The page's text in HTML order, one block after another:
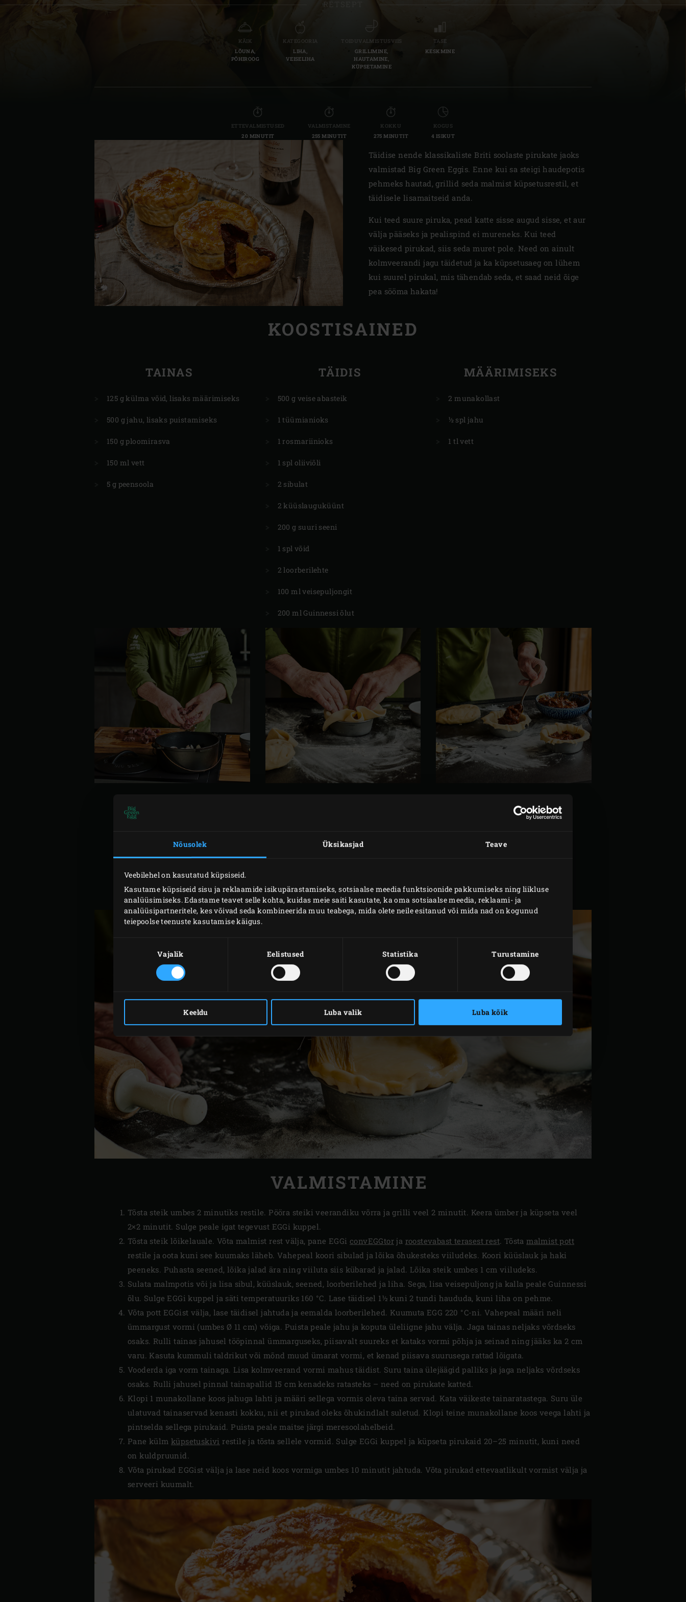
Nõusolek Üksikasjad Teave
Veebilehel on kasutatud küpsiseid.
Kasutame küpsiseid sisu ja reklaamide isikupärastamiseks, sotsiaalse meedia funktsioonide pakkumiseks ning liikluse
analüüsimiseks. Edastame teavet selle kohta, kuidas meie saiti kasutate, ka oma sotsiaalse meedia, reklaami- ja
analüüsipartneritele, kes võivad seda kombineerida muu teabega, mida olete neile esitanud või mida nad on kogunud
teiepoolse teenuste kasutamise käigus.
Vajalik Eelistused Statistika Turustamine
Keeldu Luba valik Luba kõik
Spain | España
Sweden | Sverige
Turkey | Türkiye
RETSEPT
KÄIK
LÕUNA,
PÕHIROOG
KATEGOORIA
LIHA,
VEISELIHA
TOIDUVALMISTUSVIIS
GRILLIMINE,
HAUTAMINE,
KÜPSETAMINE
TASE
KESKMINE
ETTEVALMISTUSED
20 MINUTIT
VALMISTAMINE
255 MINUTIT
KOKKU
275 MINUTIT
KOGUS
4 ISIKUT
Täidise nende klassikaliste Briti soolaste pirukate jaoks
valmistad Big Green Eggis. Enne kui sa steigi haudepotis
pehmeks hautad, grillid seda malmist küpsetusrestil, et
täidisele lisamaitseid anda.
Kui teed suure piruka, pead katte sisse augud sisse, et aur
välja pääseks ja pealispind ei mureneks. Kui teed
väikesed pirukad, siis seda muret pole. Need on ainult
kolmveerandi jagu täidetud ja ka küpsetusaeg on lühem
kui suurel pirukal, mis tähendab seda, et saad neid õige
pea sööma hakata!
KOOSTISAINED
TAINAS
125 g külma võid, lisaks määrimiseks
500 g jahu, lisaks puistamiseks
150 g ploomirasva
150 ml vett
5 g peensoola
TÄIDIS
500 g veise abasteik
1 tüümianioks
1 rosmariinioks
1 spl oliiviõli
2 sibulat
2 küüslauguküünt
200 g suuri seeni
1 spl võid
2 loorberilehte
100 ml veisepuljongit
200 ml Guinnessi õlut
MÄÄRIMISEKS
2 munakollast
½ spl jahu
1 tl vett
Valmista tainas. Tükelda või ja sega kõik komponendid pehmeks elastseks tainaks. Mässi tainas toidukilesse ja jäta
Tõsta veisesteik lõikelauale. Nopi tüümianilt lehed ja rosmariinilt okkad ning haki peeneks. Sega ürdid oliiviõliga ja
määri lihale.
VALMISTAMINE
Tõsta steik umbes 2 minutiks restile. Pööra steiki veerandiku võrra ja grilli veel 2 minutit. Keera ümber ja küpseta veel
2×2 minutit. Sulge peale igat tegevust EGGi kuppel.
Tõsta steik lõikelauale. Võta malmist rest välja, pane EGGi convEGGtor ja roostevabast terasest rest. Tõstamalmist pott
restile ja oota kuni see kuumaks läheb. Vahepeal koori sibulad ja lõika õhukesteks viiludeks. Koori küüslauk ja haki
peeneks. Puhasta seened, lõika jalad ära ning viiluta siis kübarad ja jalad. Lõika steik umbes 1 cm viiludeks.
Sulata malmpotis või ja lisa sibul, küüslauk, seened, loorberilehed ja liha. Sega, lisa veisepuljong ja kalla peale Guinnessi
õlu. Sulge EGGi kuppel ja säti temperatuuriks 160 °C. Lase täidisel 1½ kuni 2 tundi haududa, kuni liha on pehme.
Võta pott EGGist välja, lase täidisel jahtuda ja eemalda loorberilehed. Kuumuta EGG 220 °C-ni. Vahepeal määri neli
ümmargust vormi (umbes Ø 11 cm) võiga. Puista peale jahu ja koputa üleliigne jahu välja. Jaga tainas neljaks võrdseks
osaks. Rulli tainas jahusel tööpinnal ümmarguseks, piisavalt suureks et kataks vormi põhja ja seinad ning jääks ka 2 cm
varu. Kasuta kummuli taldrikut või mõnd muud ümarat vormi, et kenad piisava suurusega rattad lõigata.
Vooderda iga vorm tainaga. Lisa kolmveerand vormi mahus täidist. Suru taina ülejäägid palliks ja jaga neljaks võrdseks
osaks. Rulli jahusel pinnal tainapallid 15 cm kenadeks ratasteks – need on pirukate katted.
Klopi 1 munakollane koos jahuga lahti ja määri sellega vormis oleva taina servad. Kata väikeste tainaratastega. Suru üle
ulatuvad tainaservad kenasti kokku, nii et pirukad oleks õhukindlalt suletud. Klopi teine munakollane koos veega lahti ja
pintselda sellega pirukaid. Puista peale maitse järgi meresoolahelbeid.
Pane külmküpsetuskivi restile ja tõsta sellele vormid. Sulge EGGi kuppel ja küpseta pirukaid 20–25 minutit, kuni need
on kuldpruunid.
Võta pirukad EGGist välja ja lase neid koos vormiga umbes 10 minutit jahtuda. Võta pirukad ettevaatlikult vormist välja ja
serveeri kuumalt.